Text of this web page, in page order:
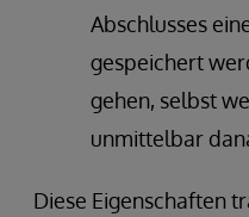
Abschlusses
gespeichert
gehen, selbst
unmittelbar
Diese Eigenschaften